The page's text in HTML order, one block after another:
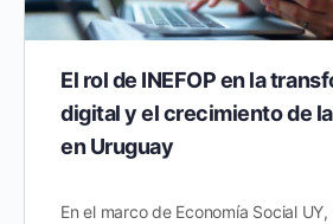
El rol de INEFOP en la
digital y el crecimiento de
en Uruguay
En el marco de Economía Social